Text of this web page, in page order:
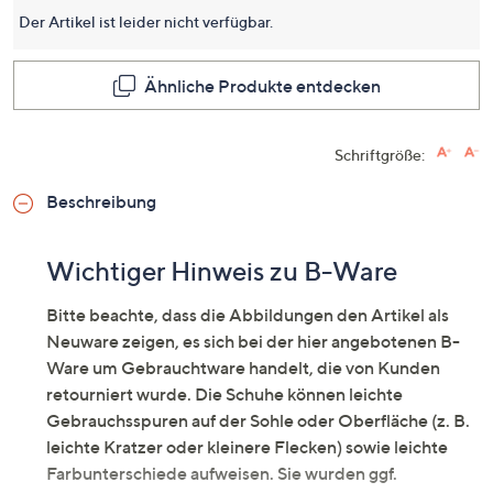
Link
Seite.
Der Artikel ist leider nicht verfügbar.
Ähnliche Produkte entdecken
Schriftgröße:
Beschreibung
Wichtiger Hinweis zu B-Ware
Bitte beachte, dass die Abbildungen den Artikel als
Neuware zeigen, es sich bei der hier angebotenen B-
Ware um Gebrauchtware handelt, die von Kunden
retourniert wurde. Die Schuhe können leichte
Gebrauchsspuren auf der Sohle oder Oberfläche (z. B.
leichte Kratzer oder kleinere Flecken) sowie leichte
Farbunterschiede aufweisen. Sie wurden ggf.